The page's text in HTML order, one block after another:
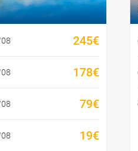
245€
178€
79€
19€